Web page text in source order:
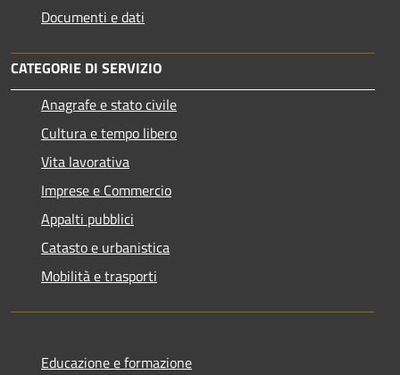
Documenti e dati
CATEGORIE DI SERVIZIO
Anagrafe e stato civile
Cultura e tempo libero
Vita lavorativa
Imprese e Commercio
Appalti pubblici
Catasto e urbanistica
Mobilità e trasporti
Educazione e formazione